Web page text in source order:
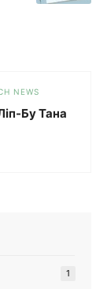
NEWS
Бу Тана
1